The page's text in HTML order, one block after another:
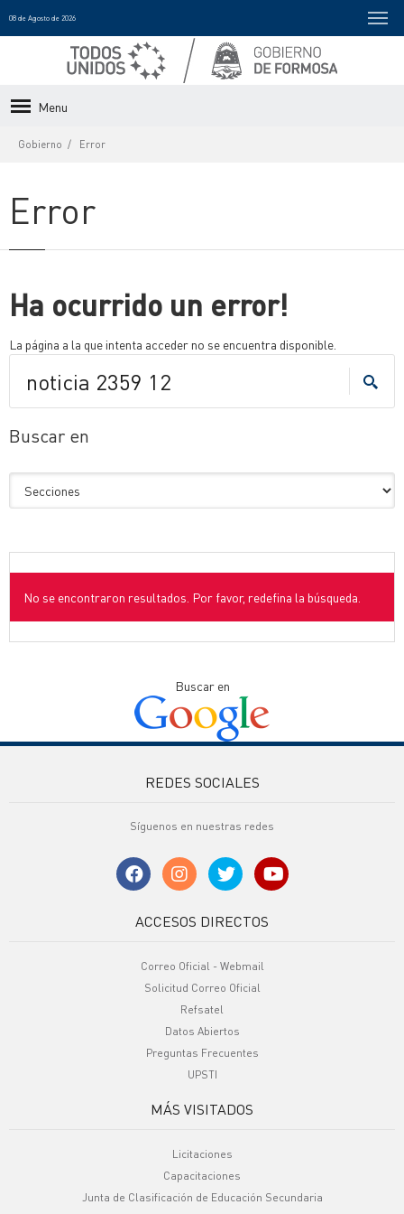
08 de Agosto de 2026
Menu
Gobierno Error
Error
Ha ocurrido un error!
La página a la que intenta acceder no se encuentra disponible.
Buscar en
No se encontraron resultados. Por favor, redefina la búsqueda.
Buscar en
REDES SOCIALES
Síguenos en nuestras redes
ACCESOS DIRECTOS
Correo Oficial - Webmail
Solicitud Correo Oficial
Refsatel
Datos Abiertos
Preguntas Frecuentes
UPSTI
MÁS VISITADOS
Licitaciones
Capacitaciones
Junta de Clasificación de Educación Secundaria